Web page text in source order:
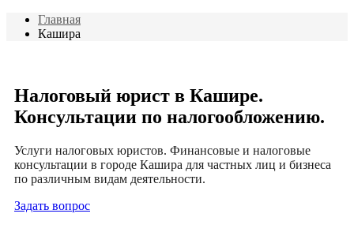
Главная
Кашира
Налоговый юрист в Кашире.
Консультации по налогообложению.
Услуги налоговых юристов. Финансовые и налоговые
консультации в городе Кашира для частных лиц и бизнеса
по различным видам деятельности.
Задать вопрос